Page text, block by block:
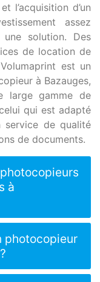
l’acquisition d’un
assez
solution. Des
de location de
est un
à Bazauges,
large gamme de
qui est adapté
de qualité
de documents.
à
photocopieur